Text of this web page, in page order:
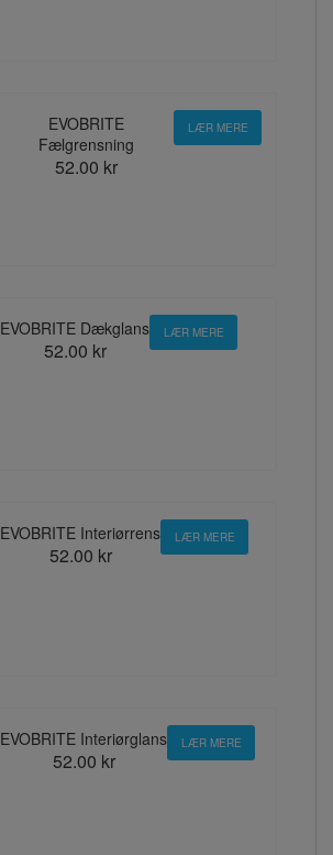
EVOBRITE
Fælgrensning
52.00 kr
LÆR MERE
EVOBRITE Dækglans
52.00 kr
LÆR MERE
EVOBRITE Interiørrens
52.00 kr
LÆR MERE
EVOBRITE Interiørglans
52.00 kr
LÆR MERE